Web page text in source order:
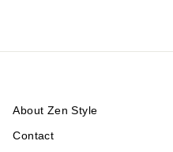
About Zen Style
Contact